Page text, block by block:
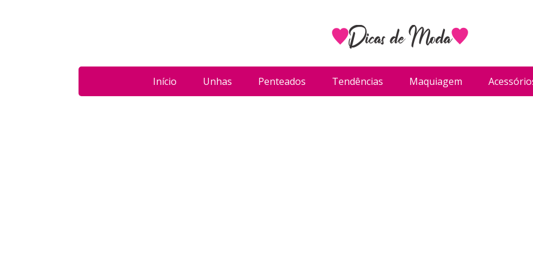
Início Unhas Penteados Tendências Maquiagem